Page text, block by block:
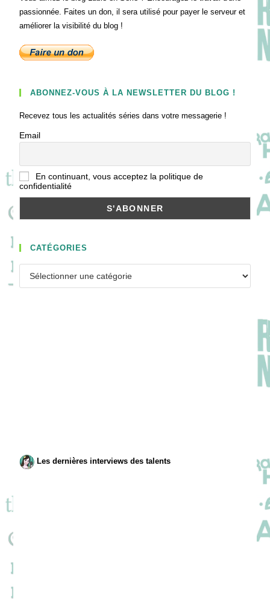
passionnée. Faites un don, il sera utilisé pour payer le serveur et
améliorer la visibilité du blog !
ABONNEZ-VOUS À LA NEWSLETTER DU BLOG !
Recevez tous les actualités séries dans votre messagerie !
Email
En continuant, vous acceptez la politique de
confidentialité
CATÉGORIES
Les dernières interviews des talents